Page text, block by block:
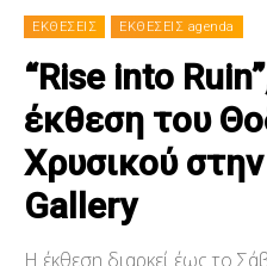
ΕΚΘΕΣΕΙΣ ΕΚΘΕΣΕΙΣ agenda
“Rise into
έκθεση του
Χρυσικού
Gallery
Η έκθεση διαρκεί έως το